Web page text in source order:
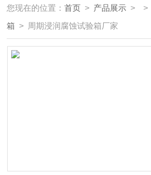
您现在的位置：首页 > 产品展示 > >
箱 > 周期浸润腐蚀试验箱厂家